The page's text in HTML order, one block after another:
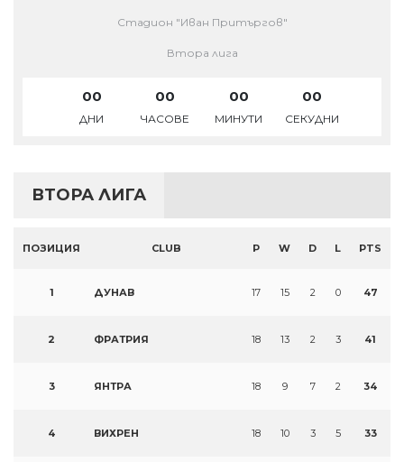
Стадион "Иван Притъргов"
Втора лига
00
ДНИ
00
ЧАСОВЕ
00
МИНУТИ
00
СЕКУДНИ
ВТОРА ЛИГА
ПОЗИЦИЯ CLUB P W D L PTS
1 ДУНАВ 17 15 2 0 47
2 ФРАТРИЯ 18 13 2 3 41
3 ЯНТРА 18 9 7 2 34
4 ВИХРЕН 18 10 3 5 33